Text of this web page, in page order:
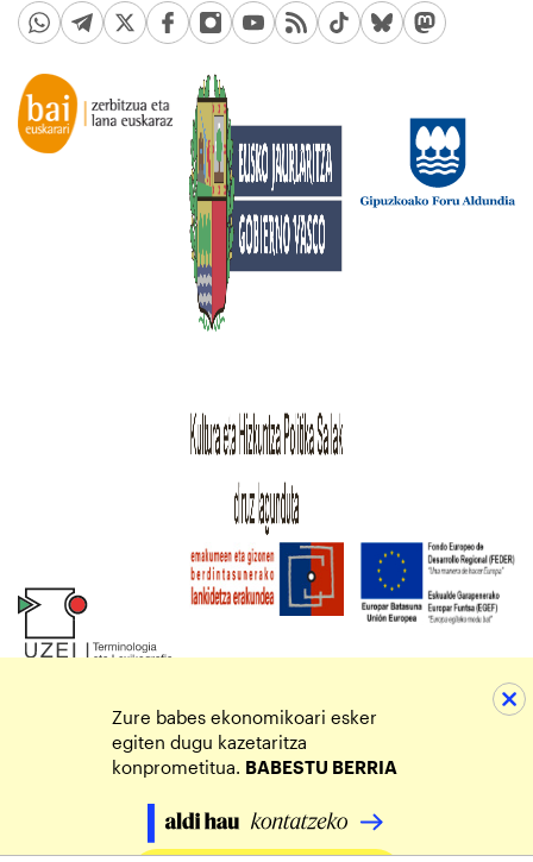
Zure babes ekonomikoari esker
egiten dugu kazetaritza
konprometitua. BABESTU BERRIA